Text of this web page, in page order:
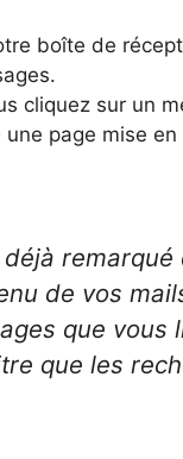
boîte de
cliquez sur un
page mise
de vos
que vous
que les